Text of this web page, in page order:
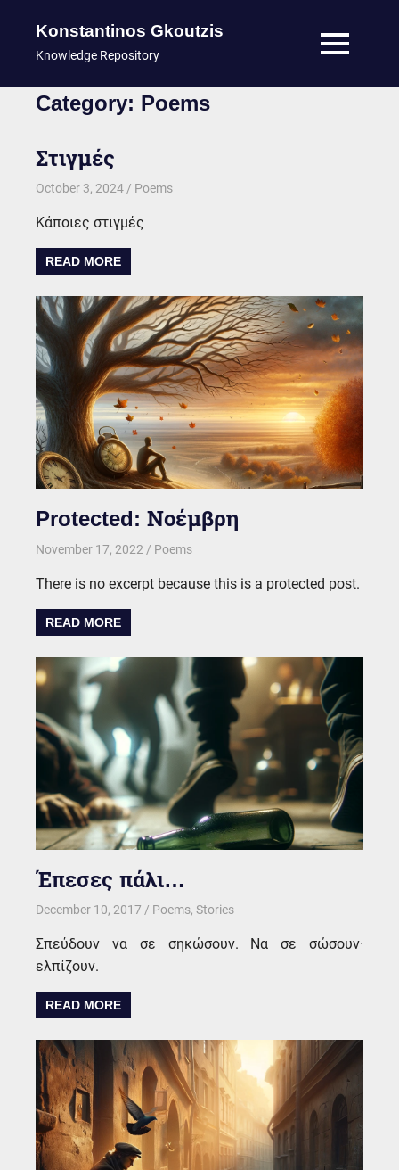
Konstantinos Gkoutzis
Knowledge Repository MENU
Category: Poems
Στιγμές
October 3, 2024 kgk
Poems
Κάποιες στιγμές
READ MORE
Protected: Νοέμβρη
November 17, 2022 kgk
Poems
There is no excerpt because this is a protected post.
READ MORE
Έπεσες πάλι…
December 10, 2017 kgk
Poems, Stories
Σπεύδουν να σε σηκώσουν. Να σε σώσουν·
ελπίζουν.
READ MORE